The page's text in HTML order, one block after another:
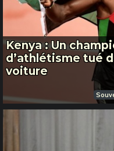
Kenya : Un
d’athlétisme tué
voiture